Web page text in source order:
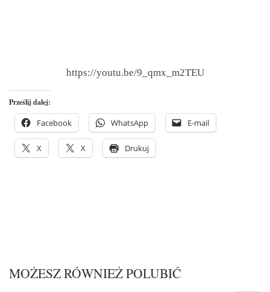
https://youtu.be/9_qmx_m2TEU
Prześlij dalej:
Facebook WhatsApp E-mail
X X Drukuj
MOŻESZ RÓWNIEŻ POLUBIĆ